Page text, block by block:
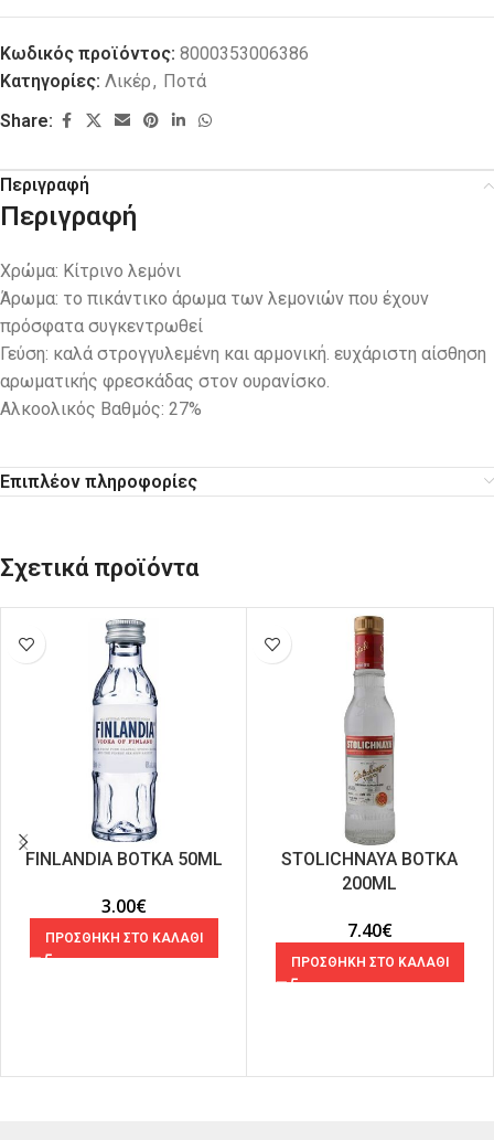
Κωδικός προϊόντος: 8000353006386
Κατηγορίες: Λικέρ, Ποτά
Share:
Περιγραφή
Περιγραφή
Χρώμα: Κίτρινο λεμόνι
Άρωμα: το πικάντικο άρωμα των λεμονιών που έχουν
πρόσφατα συγκεντρωθεί
Γεύση: καλά στρογγυλεμένη και αρμονική. ευχάριστη αίσθηση
αρωματικής φρεσκάδας στον ουρανίσκο.
Αλκοολικός Βαθμός: 27%
Επιπλέον πληροφορίες
Σχετικά προϊόντα
FINLANDIA ΒΟΤΚΑ 50ML
3.00€
ΠΡΟΣΘΗΚΗ ΣΤΟ ΚΑΛΑΘΙ
STOLICHNAYA ΒΟΤΚΑ
200ML
7.40€
ΠΡΟΣΘΗΚΗ ΣΤΟ ΚΑΛΑΘΙ